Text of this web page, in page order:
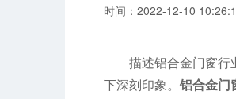
时间：2022-12-10
描述铝合金门窗行
下深刻印象。铝合金门